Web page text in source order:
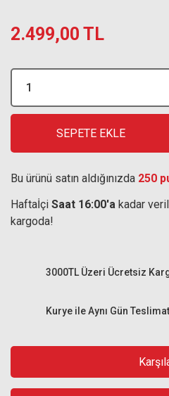
2.499,00 TL
SEPETE EKLE
Bu ürünü satın aldığınızda 250
Haftaİçi Saat 16:00'a kadar
kargoda!
Kurye ile Aynı Gün Teslimat
3000TL Üzeri Ücretsiz